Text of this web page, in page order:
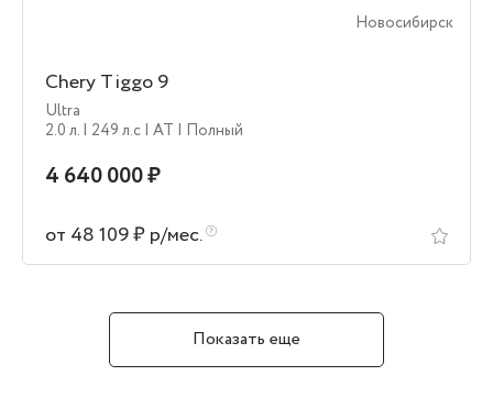
Новосибирск
Chery Tiggo 9
Ultra
2.0 л. | 249 л.c | AT | Полный
4 640 000 ₽
от 48 109 ₽ р/мес.
Показать еще